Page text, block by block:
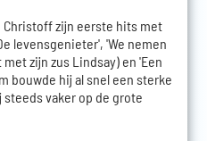
zijn eerste hits met
levensgenieter', 'We nemen
zijn zus Lindsay) en 'Een
bouwde hij al snel een sterke
vaker op de grote